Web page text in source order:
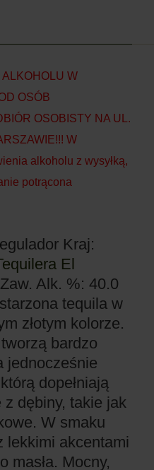
W
OSÓB
OSOBISTY NA UL.
W
alkoholu z wysyłką,
potrącona
Kraj:
El
Zaw. Alk. %: 40.0
tequila w
złotym kolorze.
bardzo
jednocześnie
dopełniają
dębiny, takie jak
W smaku
lekkimi akcentami
masła. Mocny,